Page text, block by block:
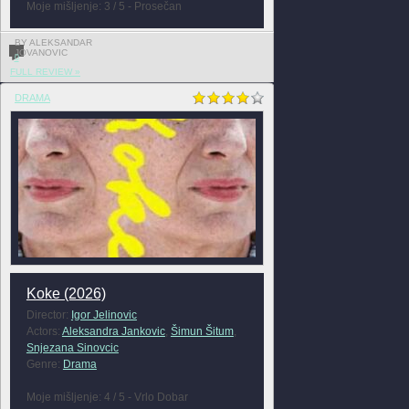
Moje mišljenje: 3 / 5 - Prosečan
BY ALEKSANDAR
JOVANOVIC
0
FULL REVIEW »
DRAMA
Koke (2026)
Director: Igor Jelinovic
Actors: Aleksandra Jankovic, Šimun Šitum,
Snjezana Sinovcic
Genre: Drama
Moje mišljenje: 4 / 5 - Vrlo Dobar